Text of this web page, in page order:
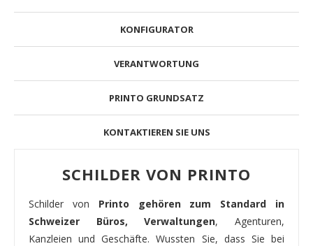
KONFIGURATOR
VERANTWORTUNG
PRINTO GRUNDSATZ
KONTAKTIEREN SIE UNS
SCHILDER VON PRINTO
Schilder von Printo gehören zum Standard in
Schweizer Büros, Verwaltungen, Agenturen,
Kanzleien und Geschäfte. Wussten Sie, dass Sie bei